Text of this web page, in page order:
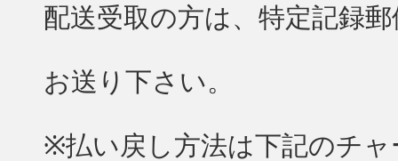
配送受取の方は、特定記録
お送り下さい。
※払い戻し方法は下記のチ